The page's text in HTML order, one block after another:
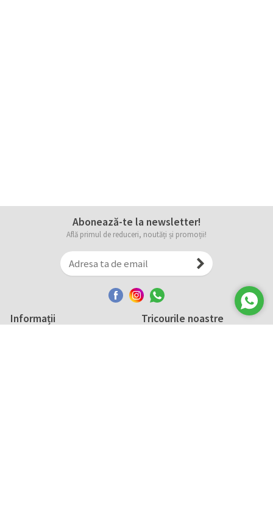
Abonează-te la newsletter!
Află primul de reduceri, noutăți și promoții!
Informații Tricourile noastre